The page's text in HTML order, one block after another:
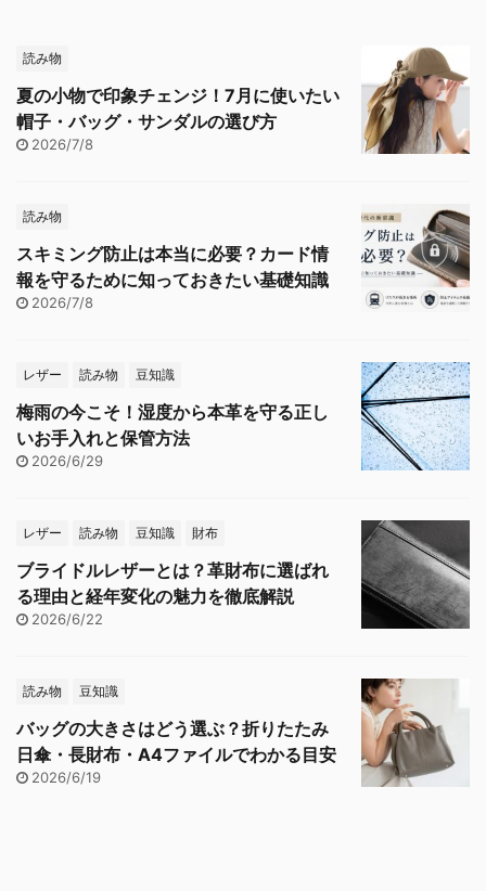
読み物
夏の小物で印象チェンジ！7月に使いたい
帽子・バッグ・サンダルの選び方
2026/7/8
読み物
スキミング防止は本当に必要？カード情
報を守るために知っておきたい基礎知識
2026/7/8
レザー 読み物 豆知識
梅雨の今こそ！湿度から本革を守る正し
いお手入れと保管方法
2026/6/29
レザー 読み物 豆知識 財布
ブライドルレザーとは？革財布に選ばれ
る理由と経年変化の魅力を徹底解説
2026/6/22
読み物 豆知識
バッグの大きさはどう選ぶ？折りたたみ
日傘・長財布・A4ファイルでわかる目安
2026/6/19